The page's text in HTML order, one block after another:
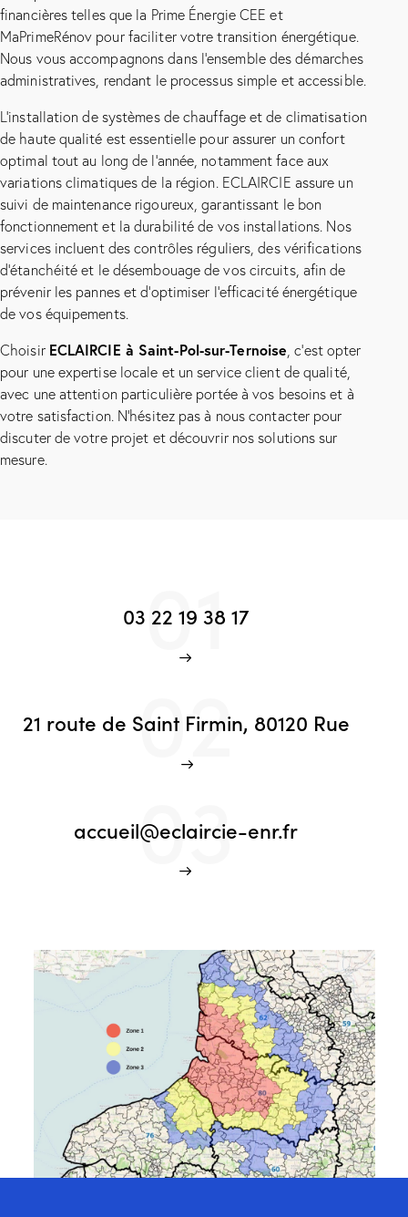
financières telles que la Prime Énergie CEE et
MaPrimeRénov pour faciliter votre transition énergétique.
Nous vous accompagnons dans l’ensemble des démarches
administratives, rendant le processus simple et accessible.
L’installation de systèmes de chauffage et de climatisation
de haute qualité est essentielle pour assurer un confort
optimal tout au long de l’année, notamment face aux
variations climatiques de la région. ECLAIRCIE assure un
suivi de maintenance rigoureux, garantissant le bon
fonctionnement et la durabilité de vos installations. Nos
services incluent des contrôles réguliers, des vérifications
d’étanchéité et le désembouage de vos circuits, afin de
prévenir les pannes et d’optimiser l’efficacité énergétique
de vos équipements.
Choisir ECLAIRCIE à Saint-Pol-sur-Ternoise, c’est opter
pour une expertise locale et un service client de qualité,
avec une attention particulière portée à vos besoins et à
votre satisfaction. N’hésitez pas à nous contacter pour
discuter de votre projet et découvrir nos solutions sur
mesure.
01
03 22 19 38 17
02
21 route de Saint Firmin, 80120 Rue
03
accueil@eclaircie-enr.fr